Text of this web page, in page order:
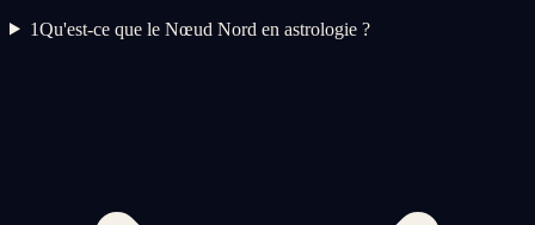
1Qu'est-ce que le Nœud Nord en astrologie ?